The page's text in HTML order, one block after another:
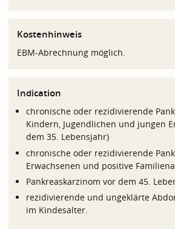
Kostenhinweis
EBM-Abrechnung möglich.
Indication
chronische oder rezidivierende
Kindern, Jugendlichen und jungen
dem 35. Lebensjahr)
chronische oder rezidivierende
Erwachsenen und positive
Pankreaskarzinom vor dem 45.
rezidivierende und ungeklärte
im Kindesalter.